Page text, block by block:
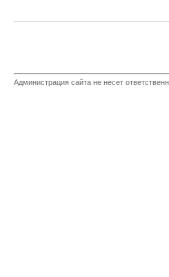
Администрация сайта не несет